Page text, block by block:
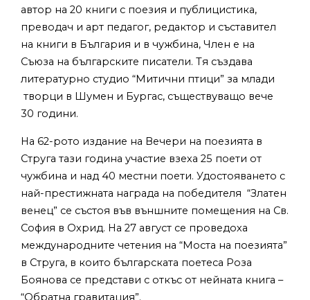
автор на 20 книги с поезия и публицистика,
преводач и арт педагог, редактор и съставител
на книги в България и в чужбина, Член е на
Съюза на българските писатели. Тя създава
литературно студио “Митични птици” за млади
творци в Шумен и Бургас, съществуващо вече
30 години.
На 62-рото издание на Вечери на поезията в
Струга тази година участие взеха 25 поети от
чужбина и над 40 местни поети. Удостояването с
най-престижната награда на победителя “Златен
венец” се състоя във външните помещения на Св.
София в Охрид. На 27 август се проведоха
международните четения на “Моста на поезията”
в Струга, в които българската поетеса Роза
Боянова се представи с откъс от нейната книга –
“Обратна гравитация”.